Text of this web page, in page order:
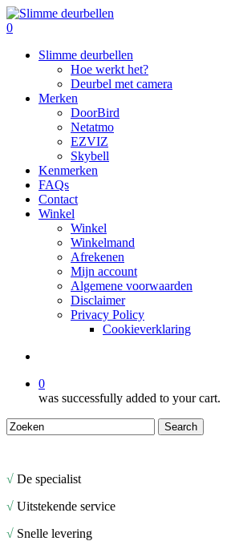
Skip
to
content
search
0
Slimme deurbellen
Hoe werkt het?
Deurbel met camera
Merken
DoorBird
Netatmo
EZVIZ
Skybell
Kenmerken
FAQs
Contact
Winkel
Winkel
Winkelmand
Afrekenen
Mijn account
Algemene voorwaarden
Disclaimer
Privacy Policy
Cookieverklaring
0
was successfully added to your cart.
Search
√ De specialist
√ Uitstekende service
√ Snelle levering